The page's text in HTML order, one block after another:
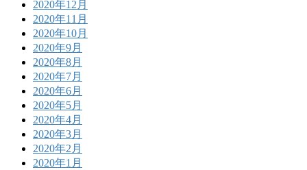
2020年12月
2020年11月
2020年10月
2020年9月
2020年8月
2020年7月
2020年6月
2020年5月
2020年4月
2020年3月
2020年2月
2020年1月